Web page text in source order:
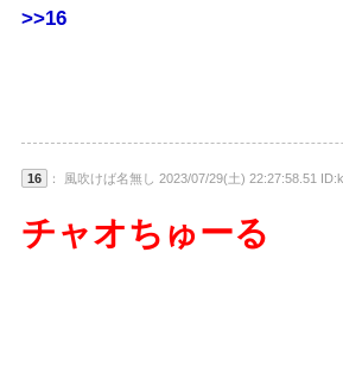
>>16
16 ： 風吹けば名無し 2023/07/29(土) 22:27:58.51
チャオちゅーる